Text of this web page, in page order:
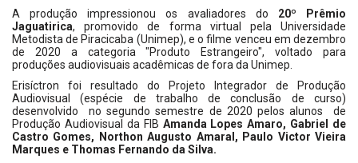
A produção impressionou os avaliadores do 20º Prêmio
Jaguatirica, promovido de forma virtual pela Universidade
Metodista de Piracicaba (Unimep), e o filme venceu em dezembro
de 2020 a categoria "Produto Estrangeiro", voltado para
produções audiovisuais acadêmicas de fora da Unimep.
Erisíctron foi resultado do Projeto Integrador de Produção
Audiovisual (espécie de trabalho de conclusão de curso)
desenvolvido no segundo semestre de 2020 pelos alunos de
Produção Audiovisual da FIB Amanda Lopes Amaro, Gabriel de
Castro Gomes, Northon Augusto Amaral, Paulo Victor Vieira
Marques e Thomas Fernando da Silva.